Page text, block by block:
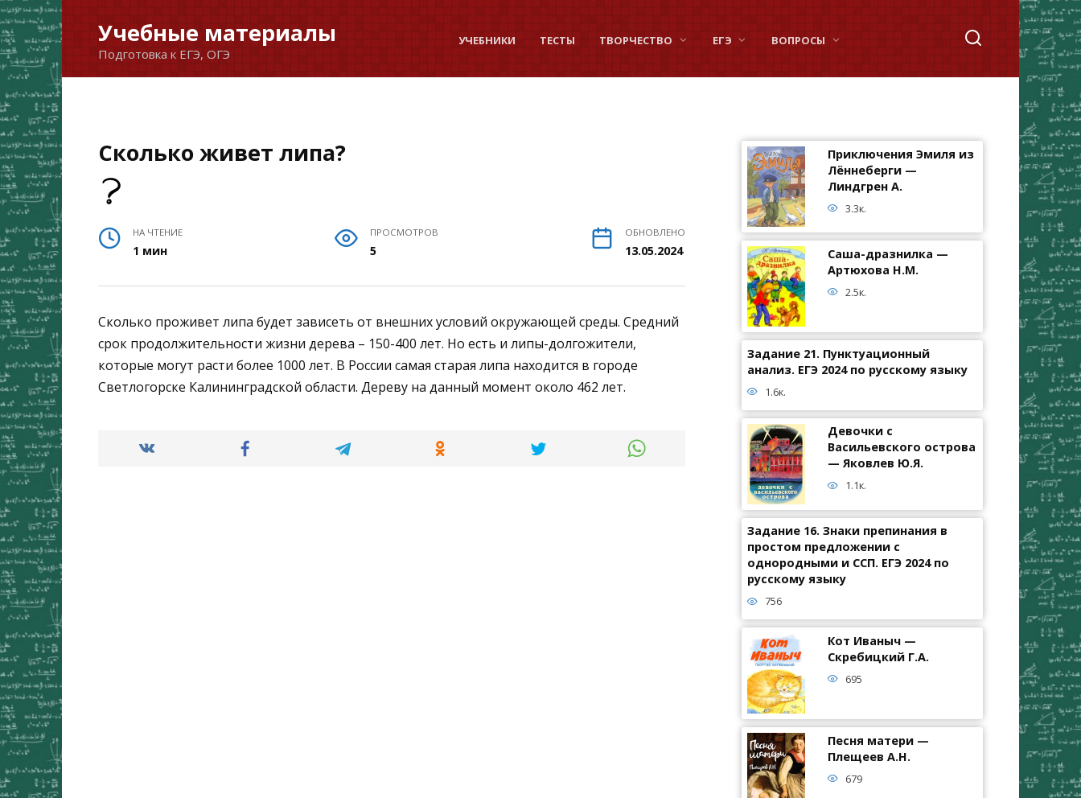
Перейти
к
содержанию
Учебные материалы
Подготовка к ЕГЭ, ОГЭ
УЧЕБНИКИ ТЕСТЫ ТВОРЧЕСТВО ЕГЭ ВОПРОСЫ
Сколько живет липа?
НА ЧТЕНИЕ
1 мин
ПРОСМОТРОВ
5
ОБНОВЛЕНО
13.05.2024
Сколько проживет липа будет зависеть от внешних условий окружающей среды. Средний
срок продолжительности жизни дерева – 150-400 лет. Но есть и липы-долгожители,
которые могут расти более 1000 лет. В России самая старая липа находится в городе
Светлогорске Калининградской области. Дереву на данный момент около 462 лет.
Приключения Эмиля из
Лённеберги —
Линдгрен А.
3.3к.
Саша-дразнилка —
Артюхова Н.М.
2.5к.
Задание 21. Пунктуационный
анализ. ЕГЭ 2024 по русскому языку
1.6к.
Девочки с
Васильевского острова
— Яковлев Ю.Я.
1.1к.
Задание 16. Знаки препинания в
простом предложении с
однородными и ССП. ЕГЭ 2024 по
русскому языку
756
Кот Иваныч —
Скребицкий Г.А.
695
Песня матери —
Плещеев А.Н.
679